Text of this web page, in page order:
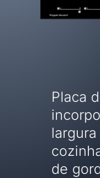
Placa
de